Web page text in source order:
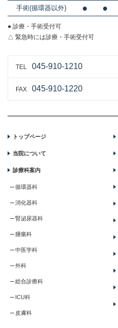
手術(循環器以外) ● ●
● 診療・手術受付可
△ 緊急時には診療・手術受付可
TEL 045-910-1210
FAX 045-910-1220
トップページ
当院について
診療科案内
循環器科
消化器科
腎泌尿器科
腫瘍科
中医学科
外科
総合診療科
ICU科
皮膚科